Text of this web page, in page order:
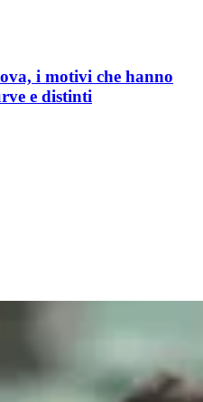
i motivi che hanno
e distinti